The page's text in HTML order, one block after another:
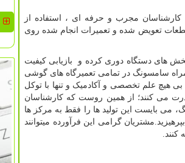
مجرب و حرفه ای ، استفاده از
تعویض شده و تعمیرات انجام شده روی
های دستگاه دوری کرده و بازیابی کیفیت
سامسونگ در تمامی تعمیرگاه های گوشی
بی هیچ علم تخصصی و آکادمیک و تنها با توکل
می کنند؛ از همین روست که کارشناسان
می بایست این تولید ها را فقط به مرکز ها
گرامی این فرآورده میتوانند